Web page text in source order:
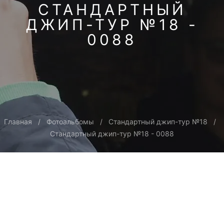
СТАНДАРТНЫЙ
ДЖИП-ТУР №18 -
0088
Главная Фотоальбомы
Стандартный джип-тур №18
Стандартный джип-тур №18 - 0088